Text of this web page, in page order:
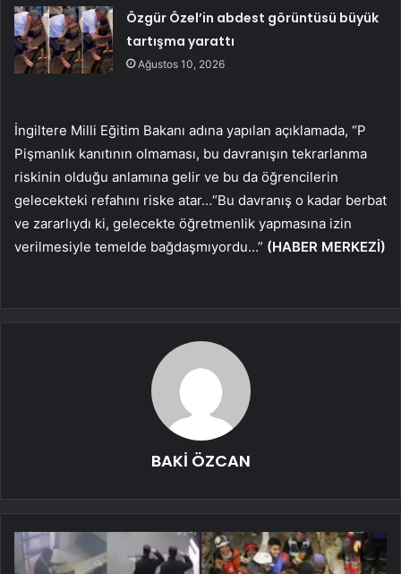
Özgür Özel’in abdest görüntüsü büyük
tartışma yarattı
Ağustos 10, 2026
İngiltere Milli Eğitim Bakanı adına yapılan açıklamada, “P
Pişmanlık kanıtının olmaması, bu davranışın tekrarlanma
riskinin olduğu anlamına gelir ve bu da öğrencilerin
gelecekteki refahını riske atar…“Bu davranış o kadar berbat
ve zararlıydı ki, gelecekte öğretmenlik yapmasına izin
verilmesiyle temelde bağdaşmıyordu…” (HABER MERKEZİ)
BAKİ ÖZCAN